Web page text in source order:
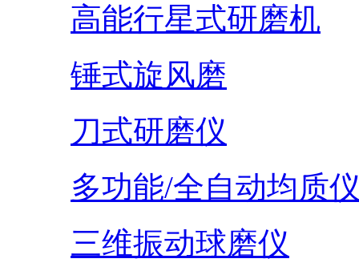
高能行星式研磨机
锤式旋风磨
刀式研磨仪
多功能/全自动均质
三维振动球磨仪